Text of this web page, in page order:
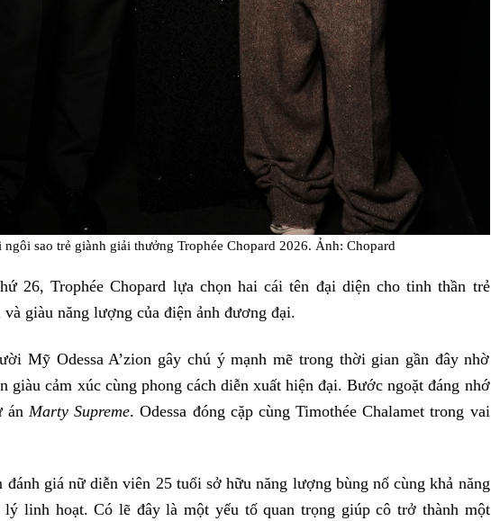
ngôi sao trẻ giành giải thưởng Trophée Chopard 2026. Ảnh: Chopard
26, Trophée Chopard lựa chọn hai cái tên đại diện cho tinh thần trẻ
và giàu năng lượng của điện ảnh đương đại.
Mỹ Odessa A’zion gây chú ý mạnh mẽ trong thời gian gần đây nhờ
giàu cảm xúc cùng phong cách diễn xuất hiện đại. Bước ngoặt đáng nhớ
án Marty Supreme. Odessa đóng cặp cùng Timothée Chalamet trong vai
đánh giá nữ diễn viên 25 tuổi sở hữu năng lượng bùng nổ cùng khả năng
lý linh hoạt. Có lẽ đây là một yếu tố quan trọng giúp cô trở thành một